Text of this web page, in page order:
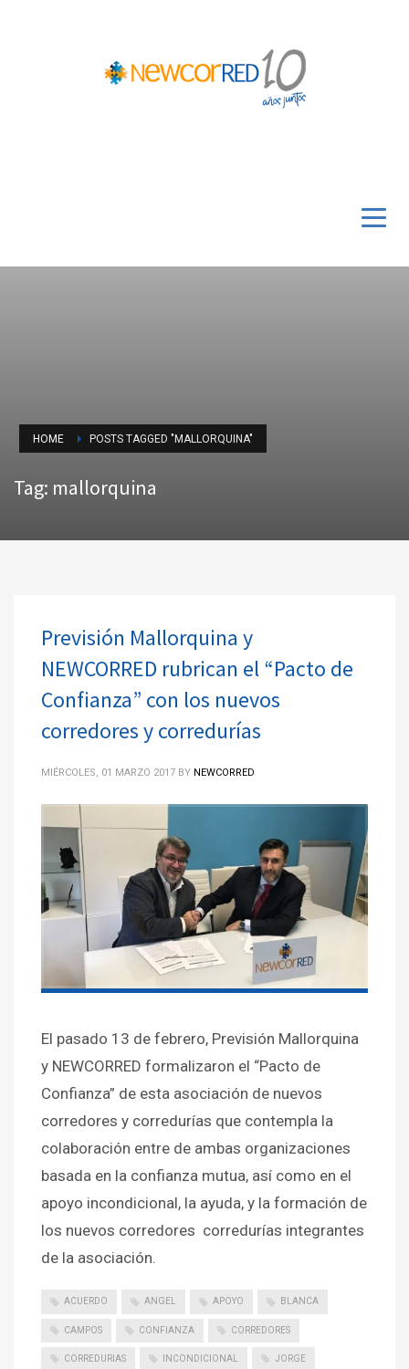
HOME POSTS TAGGED "MALLORQUINA"
Tag: mallorquina
Previsión Mallorquina y
NEWCORRED rubrican el “Pacto de
Confianza” con los nuevos
corredores y corredurías
MIÉRCOLES, 01 MARZO 2017 BY NEWCORRED
El pasado 13 de febrero, Previsión Mallorquina
y NEWCORRED formalizaron el “Pacto de
Confianza” de esta asociación de nuevos
corredores y corredurías que contempla la
colaboración entre de ambas organizaciones
basada en la confianza mutua, así como en el
apoyo incondicional, la ayuda, y la formación de
los nuevos corredores corredurías integrantes
de la asociación.
ACUERDO ANGEL APOYO BLANCA
CAMPOS CONFIANZA CORREDORES
CORREDURIAS INCONDICIONAL JORGE